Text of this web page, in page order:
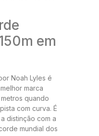
em
Noah Lyles é
marca
quando
com curva. É
distinção com a
mundial dos